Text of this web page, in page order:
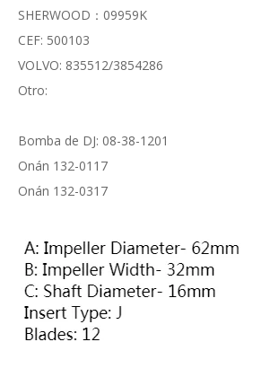
SHERWOOD：09959K
CEF: 500103
VOLVO: 835512/3854286
Otro:
Bomba de DJ: 08-38-1201
Onán 132-0117
Onán 132-0317